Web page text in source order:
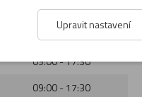
09:00 - 17:30
09:00 - 17:30
09:00 - 17:30
Upravit nastavení